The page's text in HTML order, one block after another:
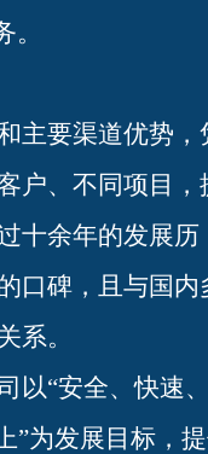
主要渠道优势，
户、不同项目，
十余年的发展历
口碑，且与国内
系。
以“安全、快速
”为发展目标，